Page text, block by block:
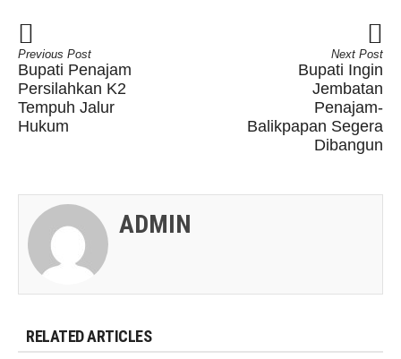
Previous Post
Bupati Penajam
Persilahkan K2
Tempuh Jalur
Hukum
Next Post
Bupati Ingin
Jembatan
Penajam-
Balikpapan Segera
Dibangun
ADMIN
RELATED ARTICLES